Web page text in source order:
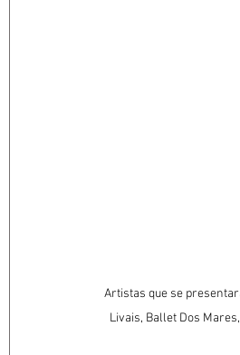
Artistas que se
Livais, Ballet Dos